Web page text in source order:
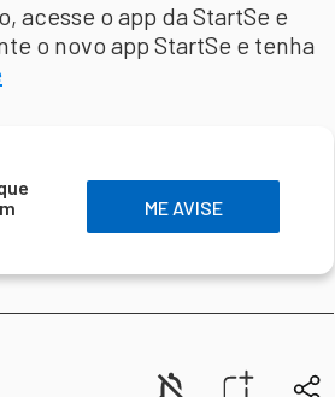
acesse o app da StartSe e
o novo app StartSe e tenha
ME AVISE